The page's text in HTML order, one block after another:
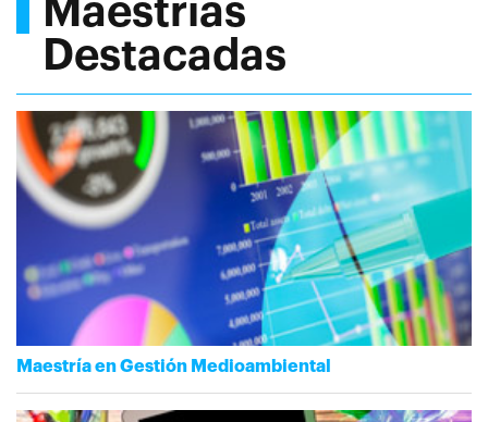
Maestrías
Destacadas
Maestría en Gestión Medioambiental